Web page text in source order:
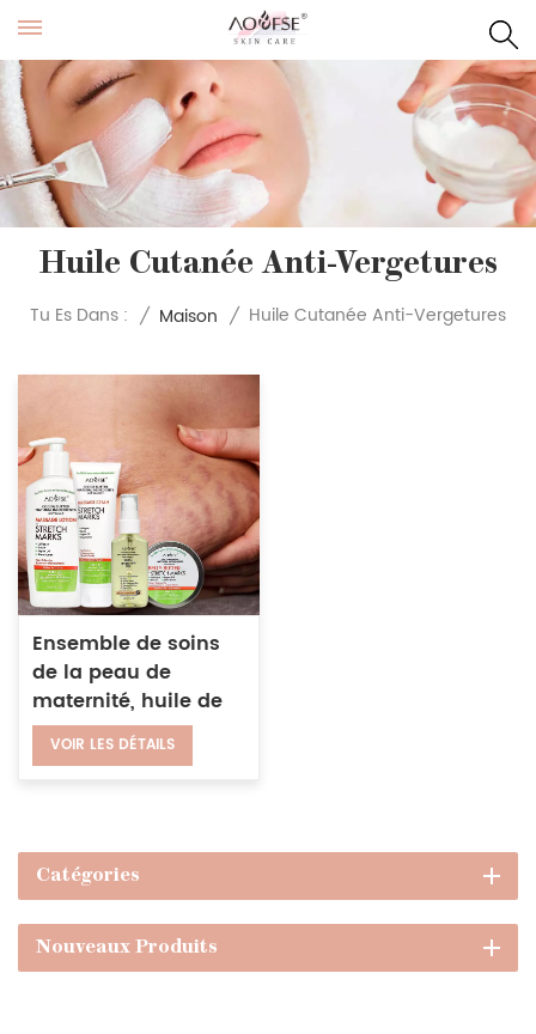
Huile Cutanée Anti-Vergetures
Tu Es Dans : / Maison / Huile Cutanée Anti-Vergetures
Ensemble de soins
de la peau de
maternité, huile de
réparation de
cicatrices, anti-
beurre de cacao
VOIR LES DÉTAILS
Catégories
Nouveaux Produits